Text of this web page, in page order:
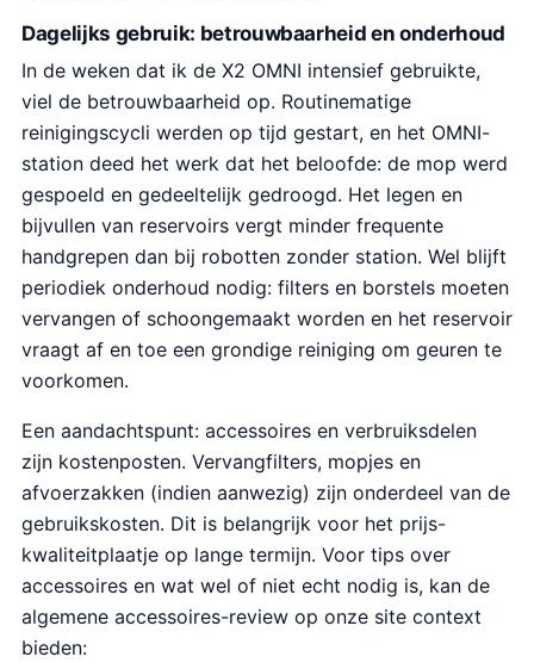
Dagelijks gebruik: betrouwbaarheid en onderhoud
In de weken dat ik de X2 OMNI intensief gebruikte,
viel de betrouwbaarheid op. Routinematige
reinigingscycli werden op tijd gestart, en het OMNI-
station deed het werk dat het beloofde: de mop werd
gespoeld en gedeeltelijk gedroogd. Het legen en
bijvullen van reservoirs vergt minder frequente
handgrepen dan bij robotten zonder station. Wel blijft
periodiek onderhoud nodig: filters en borstels moeten
vervangen of schoongemaakt worden en het reservoir
vraagt af en toe een grondige reiniging om geuren te
voorkomen.
Een aandachtspunt: accessoires en verbruiksdelen
zijn kostenposten. Vervangfilters, mopjes en
afvoerzakken (indien aanwezig) zijn onderdeel van de
gebruikskosten. Dit is belangrijk voor het prijs-
kwaliteitplaatje op lange termijn. Voor tips over
accessoires en wat wel of niet echt nodig is, kan de
algemene accessoires-review op onze site context
bieden: